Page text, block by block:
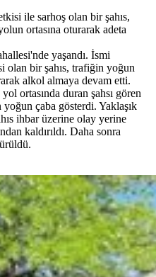
ile sarhoş olan bir şahıs,
ortasına oturarak adeta
yaşandı. İsmi
olan bir şahıs, trafiğin yoğun
alkol almaya devam etti.
ortasında duran şahsı gören
çaba gösterdi. Yaklaşık
ihbar üzerine olay yerine
kaldırıldı. Daha sonra